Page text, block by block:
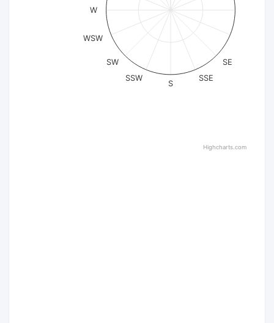
SE
SSE
S
SSW
SW
WSW
W
Highcharts.com